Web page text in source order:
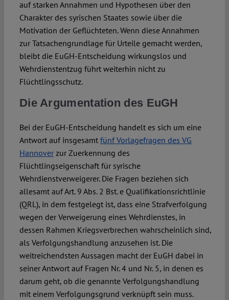
auf starken Annahmen und Hypothesen über den
Charakter des syrischen Staates sowie über die
Motivation der Geflüchteten. Wenn diese Annahmen
zur Tatsachengrundlage für Urteile gemacht werden,
bleibt die EuGH-Entscheidung wirkungslos und
Wehrdienstentzug führt weiterhin nicht zu
Flüchtlingsschutz.
Die Argumentation des EuGH
Bei der EuGH-Entscheidung handelt es sich um eine
Antwort auf insgesamt fünf Vorlagefragen des VG
Hannoverzur Zuerkennung des
Flüchtlingseigenschaft für syrische
Wehrdienstverweigerer. Die Fragen beziehen sich
allesamt auf Art. 9 Abs. 2 Bst. e Qualifikationsrichtlinie
(QRL), in dem festgelegt ist, dass eine Strafverfolgung
wegen der Verweigerung eines Wehrdienstes, in
dessen Rahmen Kriegsverbrechen wahrscheinlich sind,
als Verfolgungshandlung anzusehen ist. Die
weitreichendsten Aussagen macht der EuGH dabei in
seiner Antwort auf Fragen Nr. 4 und Nr. 5, in denen es
darum geht, ob die genannte Verfolgungshandlung
mit einem Verfolgungsgrund verknüpft sein muss.